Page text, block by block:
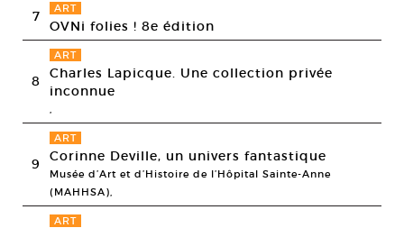
7 ART
OVNi folies ! 8e édition
8
ART
Charles Lapicque. Une collection privée
inconnue
9
ART
Corinne Deville, un univers fantastique
Musée d’Art et d’Histoire de l’Hôpital Sainte-Anne
(MAHHSA),
ART